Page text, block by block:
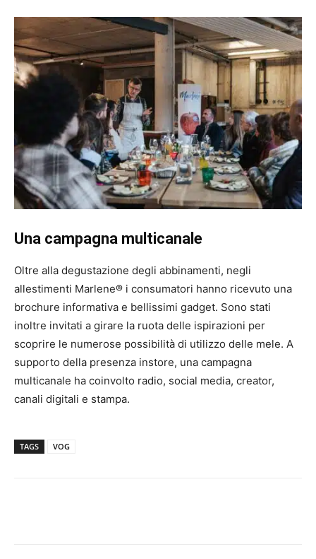
Una campagna multicanale
Oltre alla degustazione degli abbinamenti, negli
allestimenti Marlene® i consumatori hanno ricevuto una
brochure informativa e bellissimi gadget. Sono stati
inoltre invitati a girare la ruota delle ispirazioni per
scoprire le numerose possibilità di utilizzo delle mele. A
supporto della presenza instore, una campagna
multicanale ha coinvolto radio, social media, creator,
canali digitali e stampa.
TAGS VOG